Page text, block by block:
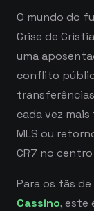
O mundo do
Crise de
uma
conflito
cada vez
MLS ou
CR7 no
Para os fãs
Cassino, este